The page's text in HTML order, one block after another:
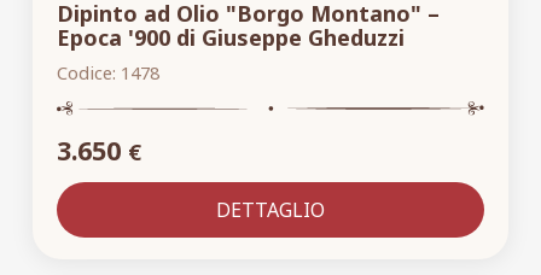
Dipinto ad Olio "Borgo Montano" –
Epoca '900 di Giuseppe Gheduzzi
Codice: 1478
3.650 €
DETTAGLIO